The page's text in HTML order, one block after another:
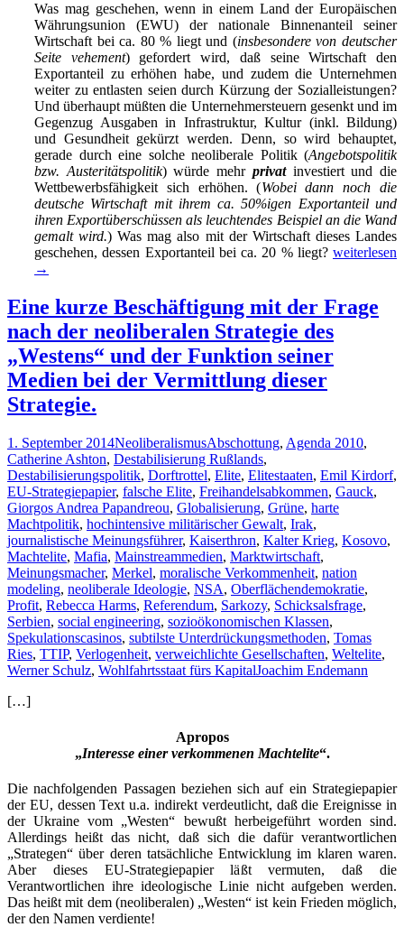
Was mag geschehen, wenn in einem Land der Europäischen
Währungsunion (EWU) der nationale Binnenanteil seiner
Wirtschaft bei ca. 80 % liegt und (insbesondere von deutscher
Seite vehement) gefordert wird, daß seine Wirtschaft den
Exportanteil zu erhöhen habe, und zudem die Unternehmen
weiter zu entlasten seien durch Kürzung der Sozialleistungen?
Und überhaupt müßten die Unternehmersteuern gesenkt und im
Gegenzug Ausgaben in Infrastruktur, Kultur (inkl. Bildung)
und Gesundheit gekürzt werden. Denn, so wird behauptet,
gerade durch eine solche neoliberale Politik (Angebotspolitik
bzw. Austeritätspolitik) würde mehr privatinvestiert und die
Wettbewerbsfähigkeit sich erhöhen. (Wobei dann noch die
deutsche Wirtschaft mit ihrem ca. 50%igen Exportanteil und
ihren Exportüberschüssen als leuchtendes Beispiel an die Wand
gemalt wird.) Was mag also mit der Wirtschaft dieses Landes
geschehen, dessen Exportanteil bei ca. 20 % liegt? Die
schadet
der
Mehrheit
der
Deutschen
anderen
_
Teil
II
weiterlesen
→
Eine kurze Beschäftigung mit der Frage
nach der neoliberalen Strategie des
„Westens“ und der Funktion seiner
Medien bei der Vermittlung dieser
Strategie.
1. September 2014NeoliberalismusAbschottung, Agenda 2010,
Catherine Ashton, Destabilisierung Rußlands,
Destabilisierungspolitik, Dorftrottel, Elite, Elitestaaten, Emil Kirdorf,
EU-Strategiepapier, falsche Elite, Freihandelsabkommen, Gauck,
Giorgos Andrea Papandreou, Globalisierung, Grüne, harte
Machtpolitik, hochintensive militärischer Gewalt, Irak,
journalistische Meinungsführer, Kaiserthron, Kalter Krieg, Kosovo,
Machtelite, Mafia, Mainstreammedien, Marktwirtschaft,
Meinungsmacher, Merkel, moralische Verkommenheit, nation
modeling, neoliberale Ideologie, NSA, Oberflächendemokratie,
Profit, Rebecca Harms, Referendum, Sarkozy, Schicksalsfrage,
Serbien, social engineering, sozioökonomischen Klassen,
Spekulationscasinos, subtilste Unterdrückungsmethoden, Tomas
Ries, TTIP, Verlogenheit, verweichlichte Gesellschaften, Weltelite,
Werner Schulz, Wohlfahrtsstaat fürs KapitalJoachim Endemann
[…]
Apropos
„Interesse einer verkommenen Machtelite“.
Die nachfolgenden Passagen beziehen sich auf ein Strategiepapier
der EU, dessen Text u.a. indirekt verdeutlicht, daß die Ereignisse in
der Ukraine vom „Westen“ bewußt herbeigeführt worden sind.
Allerdings heißt das nicht, daß sich die dafür verantwortlichen
„Strategen“ über deren tatsächliche Entwicklung im klaren waren.
Aber dieses EU-Strategiepapier läßt vermuten, daß die
Verantwortlichen ihre ideologische Linie nicht aufgeben werden.
Das heißt mit dem (neoliberalen) „Westen“ ist kein Frieden möglich,
der den Namen verdiente!